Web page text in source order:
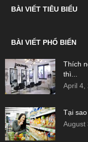
BÀI VIẾT TIÊU BIỂU
BÀI VIẾT PHỔ BIẾN
Thích
thì...
April 4,
Tại sao
August